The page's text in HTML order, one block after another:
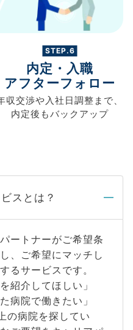
STEP.6
内定・入職
アフターフォロー
収交渉や入社日調整まで、
内定後もバックアップ
スとは？
ートナーがご希望条
、ご希望にマッチし
るサービスです。
紹介してほしい」
病院で働きたい」
の病院を探してい